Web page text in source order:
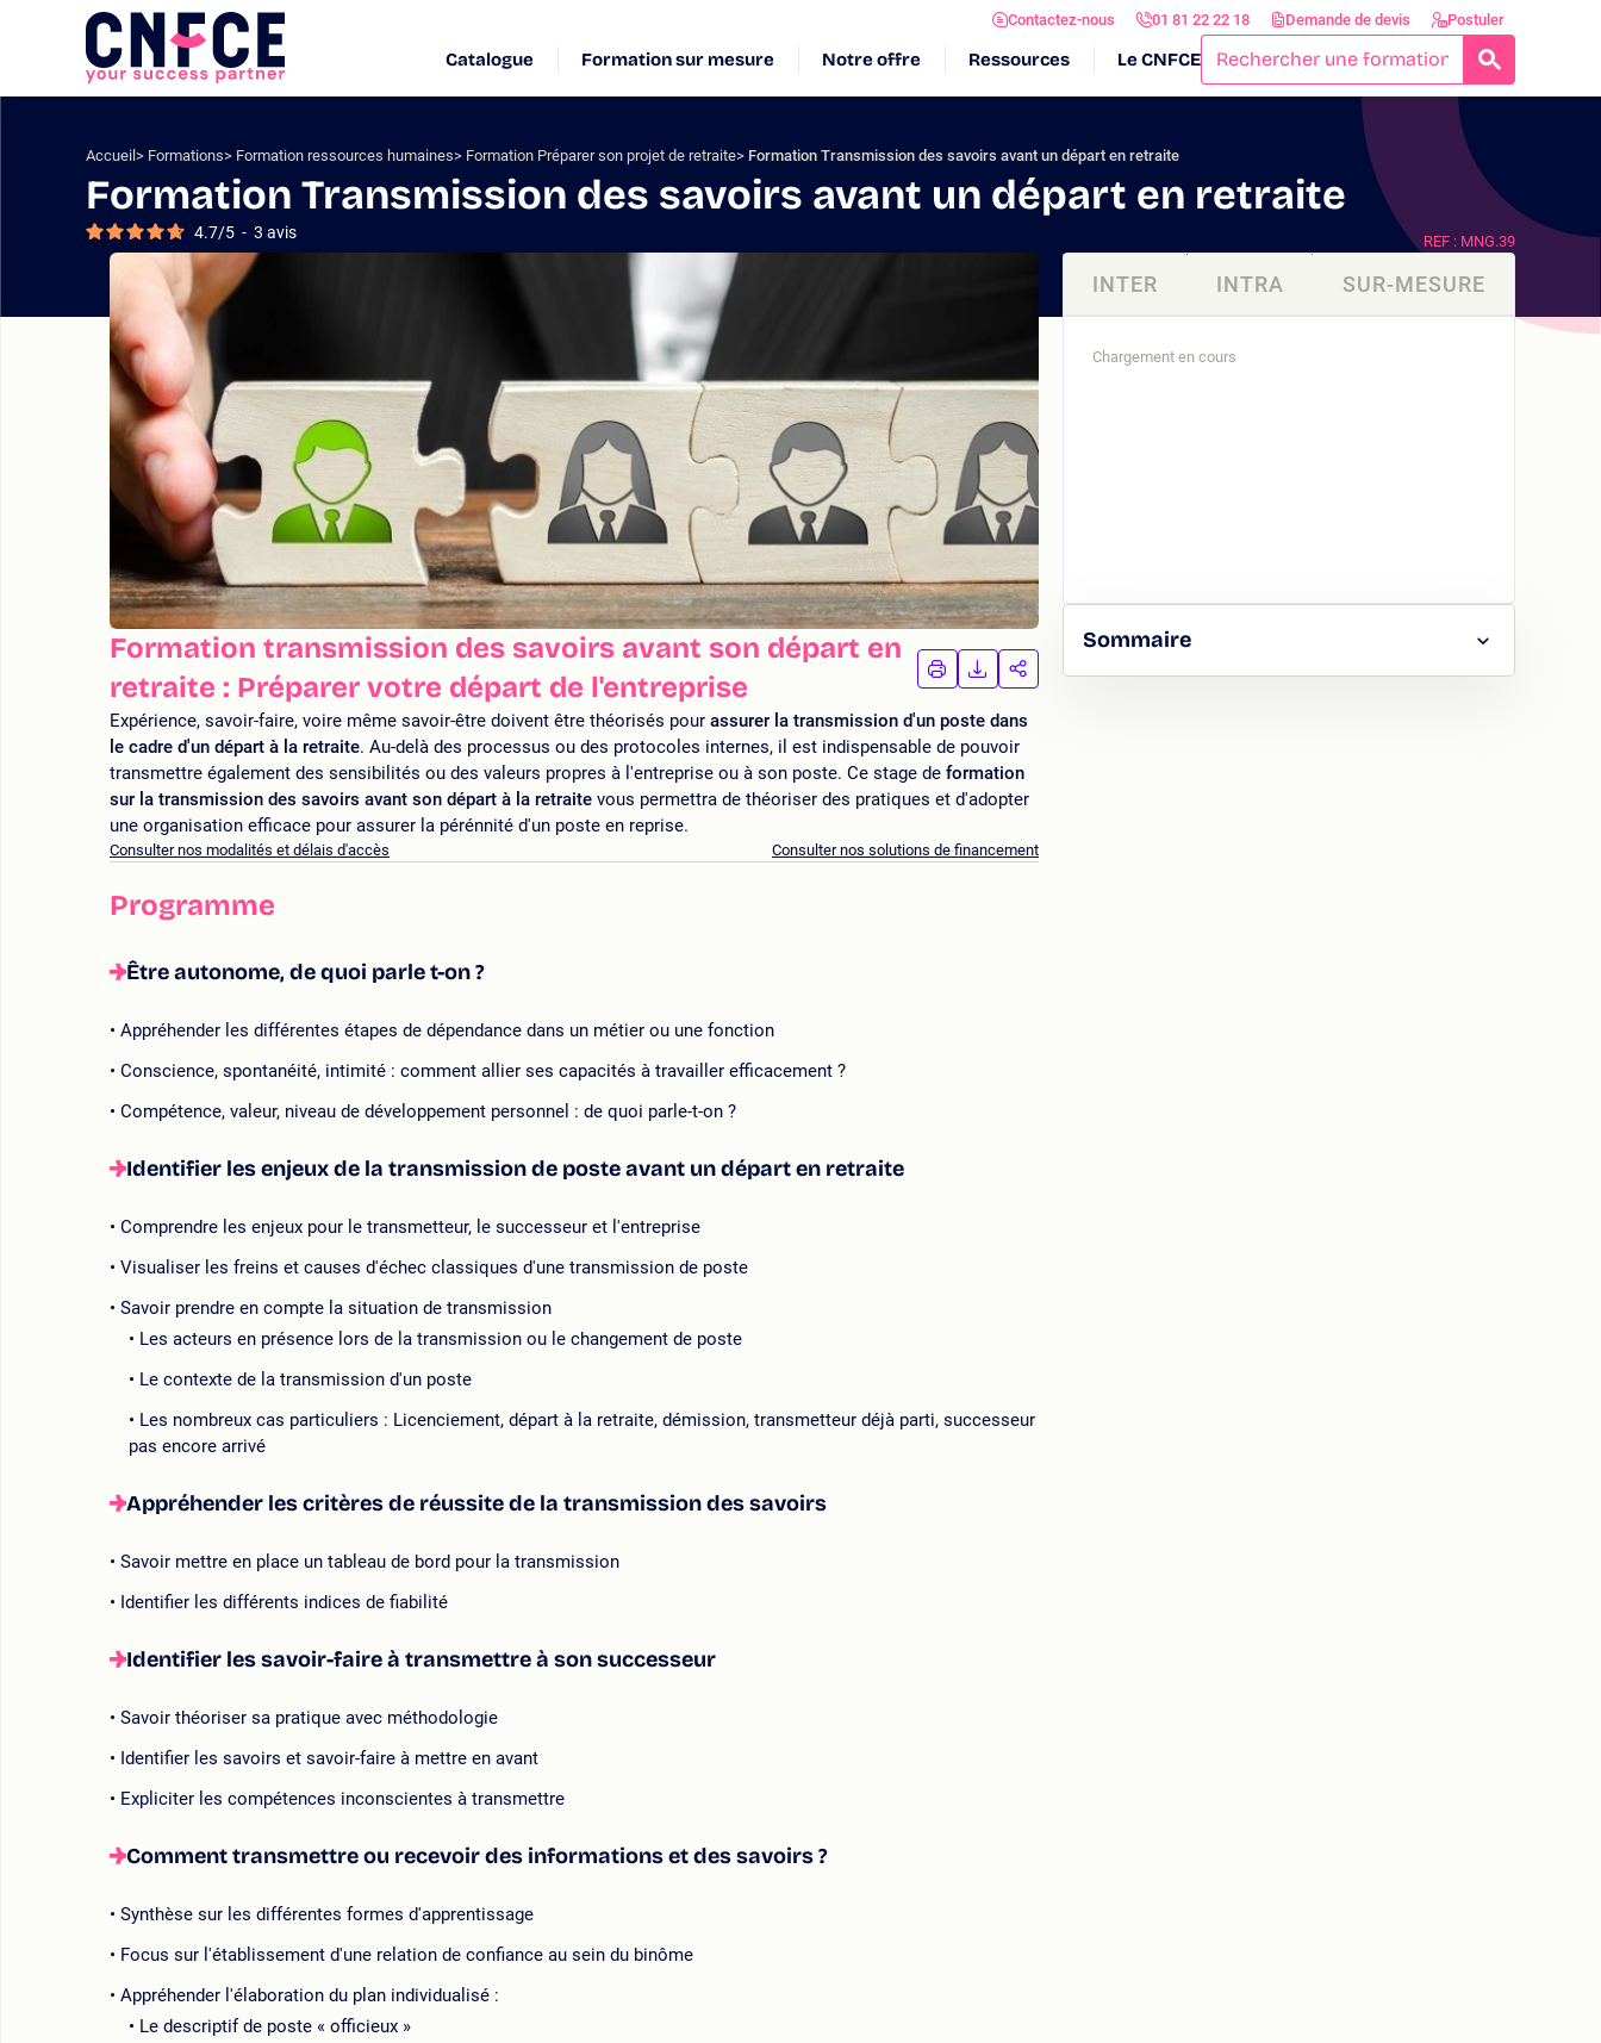
Aller
Logo
site
Contactez-nous 01 81 22 22 18 Demande de devis Postuler
Catalogue Formation sur mesure Notre offre Ressources Le CNFCE
Accueil Formations Formation ressources humaines Formation Préparer son projet de retraite Formation Transmission des savoirs avant un départ en retraite
Formation Transmission des savoirs avant un départ en retraite
4.7/5 - 3 avis
Formation transmission des savoirs avant son départ en
retraite : Préparer votre départ de l'entreprise
IMPRIMER
LA
FORMATION
TÉLÉCHARGER
LA
FORMATION
PARTAGER
FORMATION
Expérience, savoir-faire, voire même savoir-être doivent être théorisés pour assurer la transmission d'un poste dans
le cadre d'un départ à la retraite. Au-delà des processus ou des protocoles internes, il est indispensable de pouvoir
transmettre également des sensibilités ou des valeurs propres à l'entreprise ou à son poste. Ce stage de formation
sur la transmission des savoirs avant son départ à la retraite vous permettra de théoriser des pratiques et d'adopter
une organisation efficace pour assurer la pérénnité d'un poste en reprise.
Consulter nos modalités et délais d'accès Consulter nos solutions de financement
Programme
Être autonome, de quoi parle t-on ?
Appréhender les différentes étapes de dépendance dans un métier ou une fonction
Conscience, spontanéité, intimité : comment allier ses capacités à travailler efficacement ?
Compétence, valeur, niveau de développement personnel : de quoi parle-t-on ?
Identifier les enjeux de la transmission de poste avant un départ en retraite
Comprendre les enjeux pour le transmetteur, le successeur et l'entreprise
Visualiser les freins et causes d'échec classiques d'une transmission de poste
Savoir prendre en compte la situation de transmission
Les acteurs en présence lors de la transmission ou le changement de poste
Le contexte de la transmission d'un poste
Les nombreux cas particuliers : Licenciement, départ à la retraite, démission, transmetteur déjà parti, successeur
pas encore arrivé
Appréhender les critères de réussite de la transmission des savoirs
Savoir mettre en place un tableau de bord pour la transmission
Identifier les différents indices de fiabilité
Identifier les savoir-faire à transmettre à son successeur
Savoir théoriser sa pratique avec méthodologie
Identifier les savoirs et savoir-faire à mettre en avant
Expliciter les compétences inconscientes à transmettre
Comment transmettre ou recevoir des informations et des savoirs ?
Synthèse sur les différentes formes d'apprentissage
Focus sur l'établissement d'une relation de confiance au sein du binôme
Appréhender l'élaboration du plan individualisé :
Le descriptif de poste « officieux »
REF : MNG.39
INTER INTRA SUR-MESURE
Sommaire